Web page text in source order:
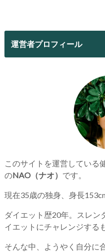
運営者プロフィール
このサイトを運営している
のNAO（ナオ） です。
現在35歳の独身、身長
ダイエット歴20年。スレン
イエットにチャレンジする
そんな中、ようやく自分に